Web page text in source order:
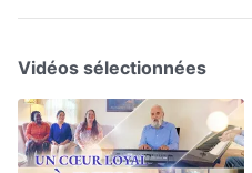
Vidéos sélectionnées